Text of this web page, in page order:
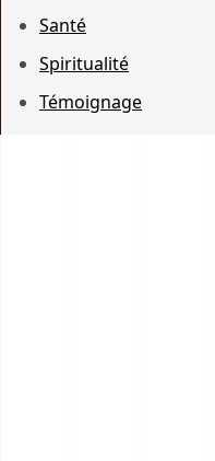
Santé
Spiritualité
Témoignage